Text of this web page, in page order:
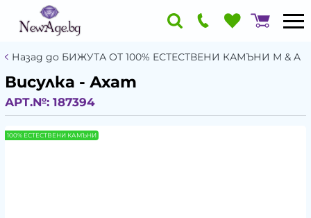
Назад до БИЖУТА ОТ 100% ЕСТЕСТВЕНИ КАМЪНИ М & A
Висулка - Ахат
АРТ.№: 187394
100% ЕСТЕСТВЕНИ КАМЪНИ